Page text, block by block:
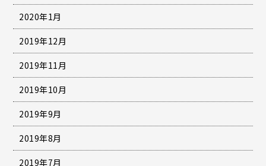
2020年1月
2019年12月
2019年11月
2019年10月
2019年9月
2019年8月
2019年7月